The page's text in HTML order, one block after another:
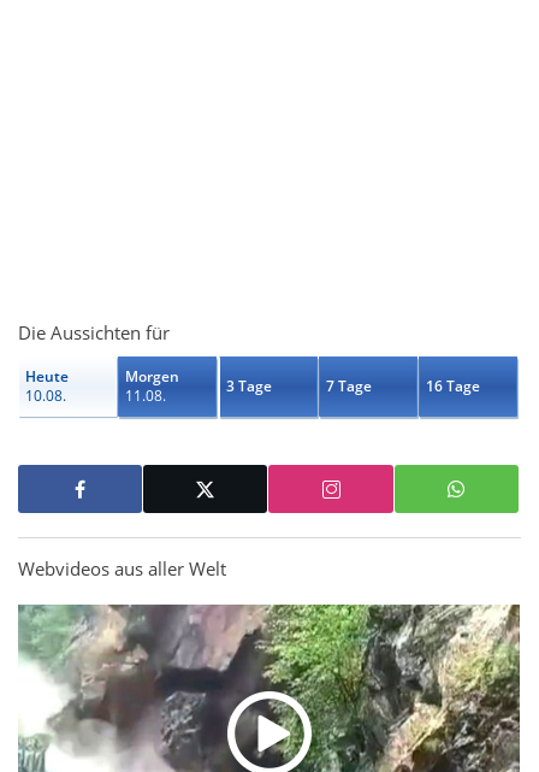
Die Aussichten für
Heute
10.08.
Morgen
11.08.
3 Tage 7 Tage 16 Tage
Webvideos aus aller Welt